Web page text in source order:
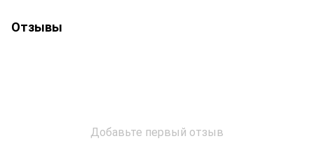
Отзывы
Добавьте первый отзыв